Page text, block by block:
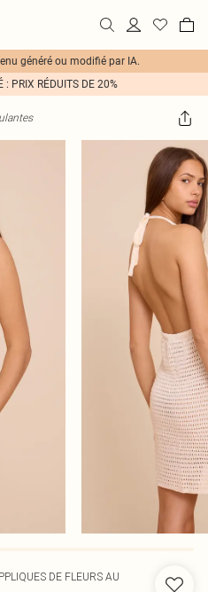
généré ou modifié par IA.
: PRIX RÉDUITS DE 20%
DE FLEURS AU